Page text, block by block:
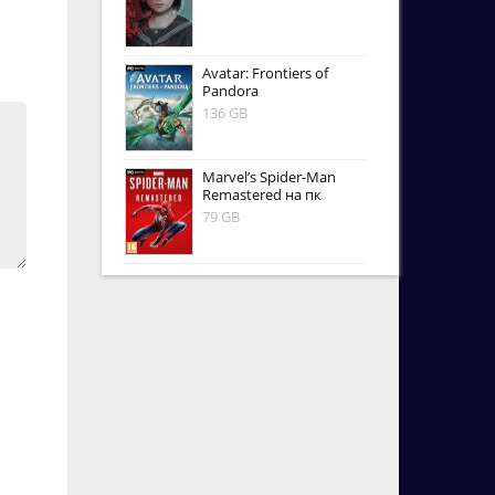
Avatar: Frontiers of
Pandora
136 GB
Marvel’s Spider-Man
Remastered на пк
79 GB